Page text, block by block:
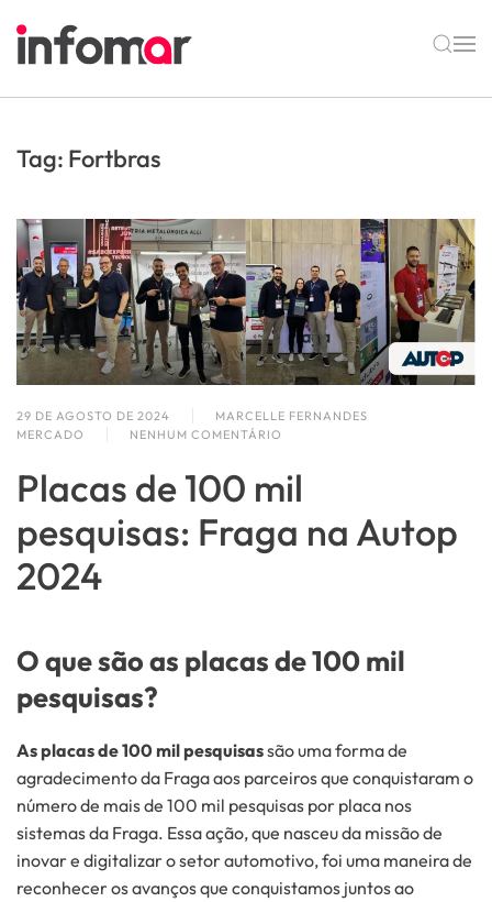
Skip to main content
Tag: Fortbras
29 DE AGOSTO DE 2024
MARCELLE FERNANDES
MERCADO
NENHUM COMENTÁRIO
EM
100
PESQUISAS:
Placas de 100 mil
pesquisas: Fraga na Autop
2024
O que são as placas de 100 mil
pesquisas?
As placas de 100 mil pesquisassão uma forma de
agradecimento da Fraga aos parceiros que conquistaram o
número de mais de 100 mil pesquisas por placa nos
sistemas da Fraga. Essa ação, que nasceu da missão de
inovar e digitalizar o setor automotivo, foi uma maneira de
reconhecer os avanços que conquistamos juntos ao